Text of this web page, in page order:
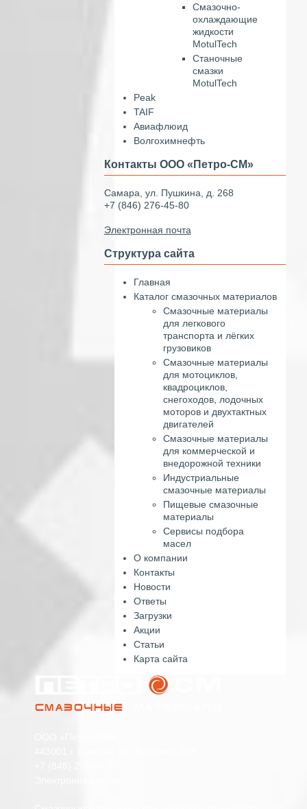
Смазочно-
охлаждающие
жидкости
MotulTech
Станочные
смазки
MotulTech
Peak
TAIF
Авиафлюид
Волгохимнефть
Контакты ООО «Петро-СМ»
Самара, ул. Пушкина, д. 268
+7 (846) 276-45-80
Электронная почта
Структура сайта
Главная
Каталог смазочных материалов
Смазочные материалы
для легкового
транспорта и лёгких
грузовиков
Смазочные материалы
для мотоциклов,
квадроциклов,
снегоходов, лодочных
моторов и двухтактных
двигателей
Смазочные материалы
для коммерческой и
внедорожной техники
Индустриальные
смазочные материалы
Пищевые смазочные
материалы
Сервисы подбора
масел
О компании
Контакты
Новости
Ответы
Загрузки
Акции
Статьи
Карта сайта